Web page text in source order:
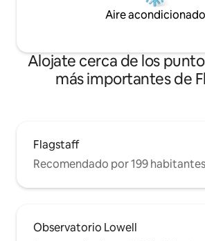
Aire acondicionado
Alojate cerca de los
más importantes de
Flagstaff
Recomendado por 199
Observatorio Lowell